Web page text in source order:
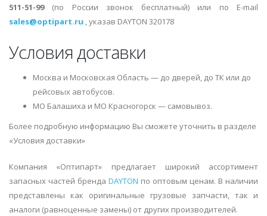
511-51-99(по России звонок бесплатный) или по E-mail
sales@optipart.ru , указав DAYTON 320178
Условия доставки
Москва и Московская Область — до дверей, до ТК или до
рейсовых автобусов.
МО Балашиха и МО Красногорск — самовывоз.
Более подробную информацию Вы сможете уточнить в разделе
«Условия доставки»
Компания «Оптипарт» предлагает широкий ассортимент
запасных частей бренда DAYTON по оптовым ценам. В наличии
представлены как оригинальные грузовые запчасти, так и
аналоги (равноценные замены) от других производителей.